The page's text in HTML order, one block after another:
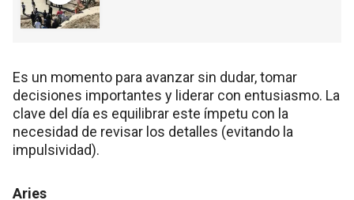
Es un momento para avanzar sin dudar, tomar
decisiones importantes y liderar con entusiasmo. La
clave del día es equilibrar este ímpetu con la
necesidad de revisar los detalles (evitando la
impulsividad).
Aries